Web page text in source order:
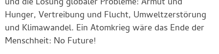
Hunger, Vertreibung und Flucht, Umweltzerstörung
und Klimawandel. Ein Atomkrieg wäre das Ende der
Menschheit: No Future!